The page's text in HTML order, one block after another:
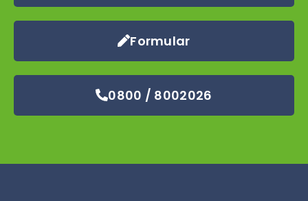
Formular
0800 / 8002026